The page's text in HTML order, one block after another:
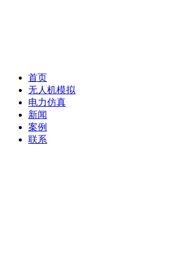
首页
无人机模拟
电力仿真
新闻
案例
联系